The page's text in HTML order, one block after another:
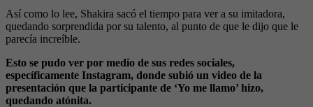
Así como lo lee, Shakira sacó el tiempo para ver a su imitadora,
quedando sorprendida por su talento, al punto de que le dijo que le
parecía increíble.
Esto se pudo ver por medio de sus redes sociales,
específicamente Instagram, donde subió un video de la
presentación que la participante de ‘Yo me llamo’ hizo,
quedando atónita.